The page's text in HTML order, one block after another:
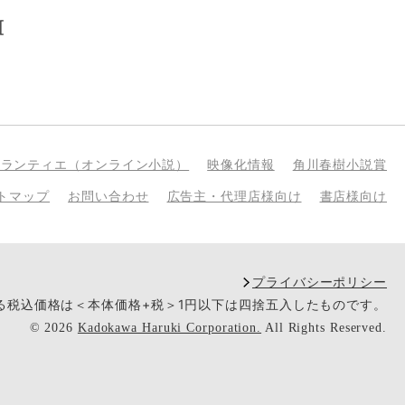
ンティエ（オンライン小説） 映像化情報 角川春樹小説賞
マップ お問い合わせ 広告主・代理店様向け 書店様向け
プライバシーポリシー
込価格は＜本体価格+税＞1円以下は四捨五入したものです。
©2026 Kadokawa Haruki Corporation. All Rights Reserved.